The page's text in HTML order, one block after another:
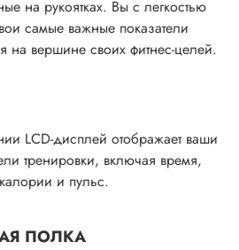
на рукоятках. Вы с легкостью
самые важные показатели
на вершине своих фитнес-целей.
LCD-дисплей отображает ваши
тренировки, включая время,
и пульс.
ПОЛКА